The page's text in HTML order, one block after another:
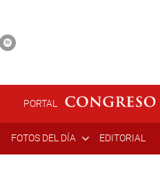
PORTAL
FOTOS DEL DÍA EDITORIAL